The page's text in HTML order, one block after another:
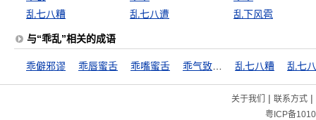
乱七八糟
乱七八遭 乱下风雹
与“乖乱”相关的成语
乖僻邪谬 乖唇蜜舌 乖嘴蜜舌 乱七八糟 乱七
关于我们 | 联系方式|
粤ICP备